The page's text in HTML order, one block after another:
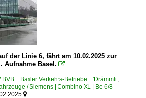
der Linie 6, fährt am 10.02.2025 zur
Aufnahme Basel. 
BVB Basler Verkehrs-Betriebe 'Drämmli',
/ Siemens | Combino XL | Be 6/8
